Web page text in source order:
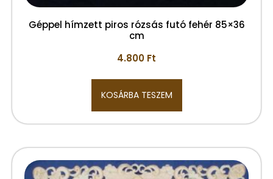
Géppel hímzett piros rózsás futó fehér 85×36
cm
4.800 Ft
KOSÁRBA TESZEM